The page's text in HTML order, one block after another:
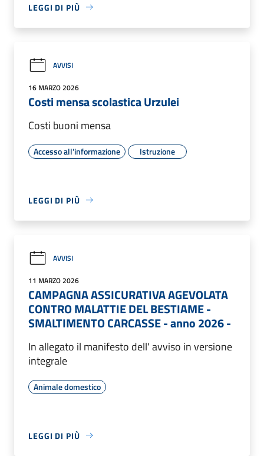
LEGGI DI PIÙ
AVVISI
16 MARZO 2026
Costi mensa scolastica Urzulei
Costi buoni mensa
Accesso all'informazione Istruzione
LEGGI DI PIÙ
AVVISI
11 MARZO 2026
CAMPAGNA ASSICURATIVA AGEVOLATA
CONTRO MALATTIE DEL BESTIAME -
SMALTIMENTO CARCASSE - anno 2026 -
In allegato il manifesto dell' avviso in versione
integrale
Animale domestico
LEGGI DI PIÙ